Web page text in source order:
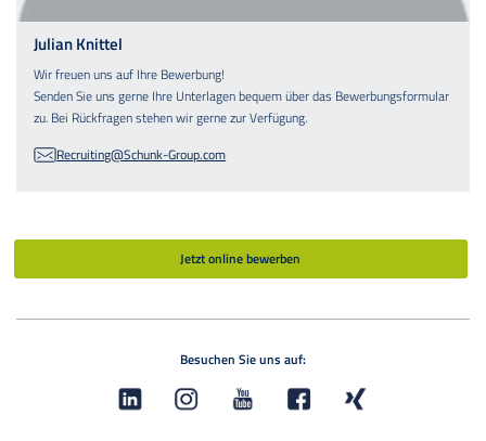
Julian Knittel
Wir freuen uns auf Ihre Bewerbung!
Senden Sie uns gerne Ihre Unterlagen bequem über das Bewerbungsformular
zu. Bei Rückfragen stehen wir gerne zur Verfügung.
Recruiting@Schunk-Group.com
Jetzt online bewerben
Besuchen Sie uns auf: